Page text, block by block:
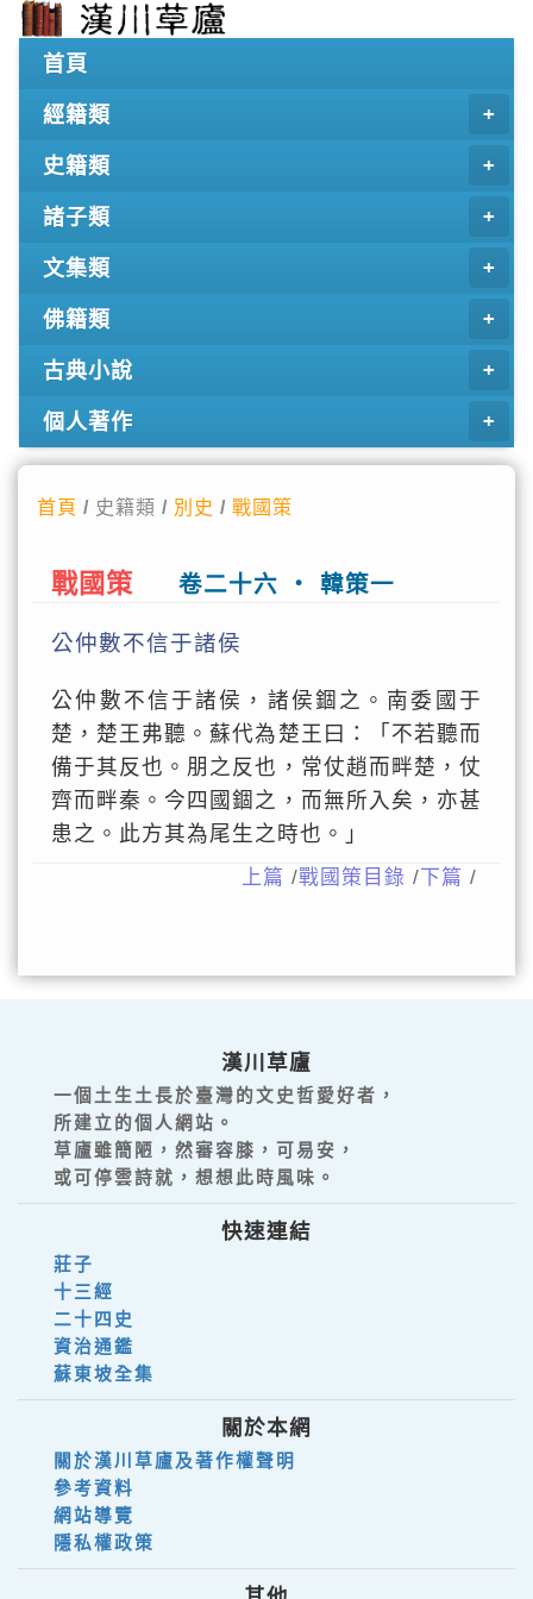
首頁
經籍類
史籍類
諸子類
文集類
佛籍類
古典小說
個人著作
首頁 / 史籍類 / 別史 /戰國策
戰國策 卷二十六 ‧ 韓策一
公仲數不信于諸侯
公仲數不信于諸侯，諸侯錮之。南委國于
楚，楚王弗聽。蘇代為楚王曰：「不若聽而
備于其反也。朋之反也，常仗趙而畔楚，仗
齊而畔秦。今四國錮之，而無所入矣，亦甚
患之。此方其為尾生之時也。」
上篇 /戰國策目錄 /下篇 /
漢川草廬
一個土生土長於臺灣的文史哲愛好者，
所建立的個人網站。
草廬雖簡陋，然審容膝，可易安，
或可停雲詩就，想想此時風味。
快速連結
莊子
十三經
二十四史
資治通鑑
蘇東坡全集
關於本網
關於漢川草廬及著作權聲明
參考資料
網站導覽
隱私權政策